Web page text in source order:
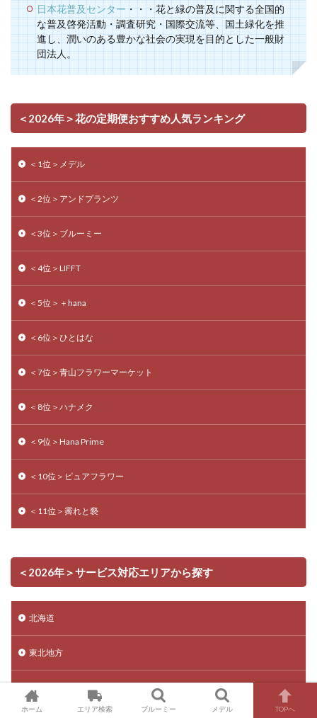
日本花普及センター・・・花と緑の普及に関する全国的
な普及啓発活動・調査研究・国際交流等、国土緑化を推
進し、潤いのある豊かな社会の実現を目的とした一般財
団法人。
＜2026年＞花の定期便おすすめ人気ランキング
＜1位＞メデル
＜2位＞アンドプランツ
＜3位＞ブルーミー
＜4位＞LIFFT
＜5位＞＋hana
＜6位＞ひとはな
＜7位＞青山フラワーマーケット
＜8位＞ハナメク
＜9位＞Hana Prime
＜10位＞ピュアフラワー
＜11位＞霽れと褻
＜2026年＞サービス対応エリアから探す
北海道
東北地方
ホーム エリア検索 ブルーミー メデル TOPへ